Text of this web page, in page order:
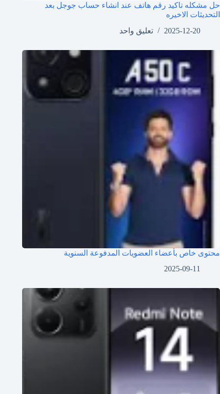
حل مشكله تاكيد رقم هاتف عند انشاء حساب جوجل بعد
التحديثات الاخيره
2025-12-20
تعليق واحد
محتوى خاص بأعضاء العضويات المدفوعة السنوية
2025-09-11